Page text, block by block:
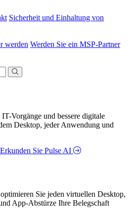
Sicherheit und Einhaltung von
werden Werden Sie ein MSP-Partner
Vorgänge und bessere digitale
Desktop, jeder Anwendung und
Erkunden Sie Pulse AI
Sie jeden virtuellen Desktop,
App-Abstürze Ihre Belegschaft